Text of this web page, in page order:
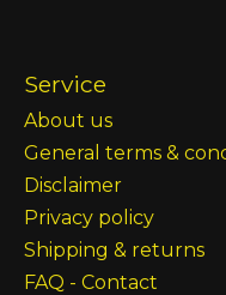
Service
About us
General terms &
Disclaimer
Privacy policy
Shipping & returns
FAQ - Contact